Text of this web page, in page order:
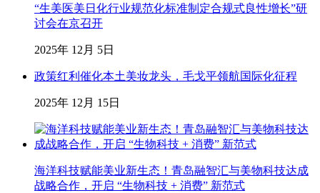
“生美医美日化行业规范化标准制定合规式良性增长”研
讨会在京召开
2025年 12月 5日
政策红利催化本土美妆龙头，毛戈平领航国际化征程
2025年 12月 15日
海洋科技赋能美业新生态！青岛融智汇与美物科技达成
战略合作，开启 “生物科技 + 消费” 新范式